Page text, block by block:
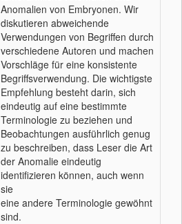
Anomalien von Embryonen. Wir
diskutieren abweichende
Verwendungen von Begriffen durch
verschiedene Autoren und machen
Vorschläge für eine konsistente
Begriffsverwendung. Die wichtigste
Empfehlung besteht darin, sich
eindeutig auf eine bestimmte
Terminologie zu beziehen und
Beobachtungen ausführlich genug
zu beschreiben, dass Leser die Art
der Anomalie eindeutig
identifizieren können, auch wenn
sie
eine andere Terminologie gewöhnt
sind.